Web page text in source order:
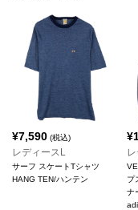
¥7,590 (税込)
レディースL
サーフ スケートTシャツ
HANG TEN/ハンテン
¥
プ
ナ